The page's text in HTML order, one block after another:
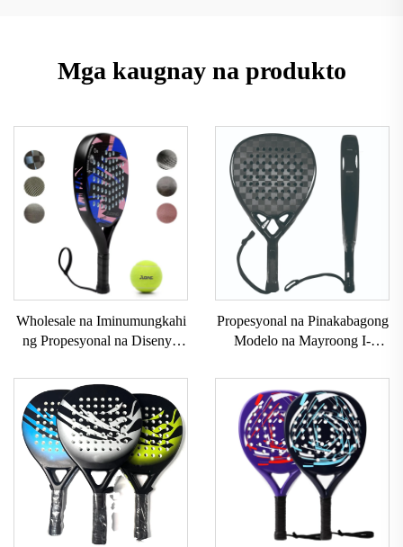
Mga kaugnay na produkto
Wholesale na Iminumungkahi
ng Propesyonal na Disenyo
Raket sa Padel Mga Serbisyo
sa OEM Custom na Gawa na
Mga Raket sa Paddle
Propesyonal na Pinakabagong
Modelo na Mayroong I-
na Propesyonal na Paddle
Tennis Padel Raket